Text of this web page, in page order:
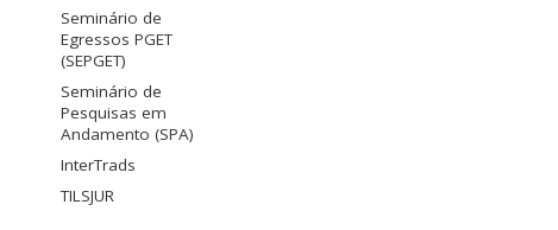
Seminário de
Egressos PGET
(SEPGET)
Seminário de
Pesquisas em
Andamento (SPA)
InterTrads
TILSJUR